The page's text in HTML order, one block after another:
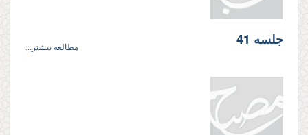
جلسه 41 مطالعه بیشتر...